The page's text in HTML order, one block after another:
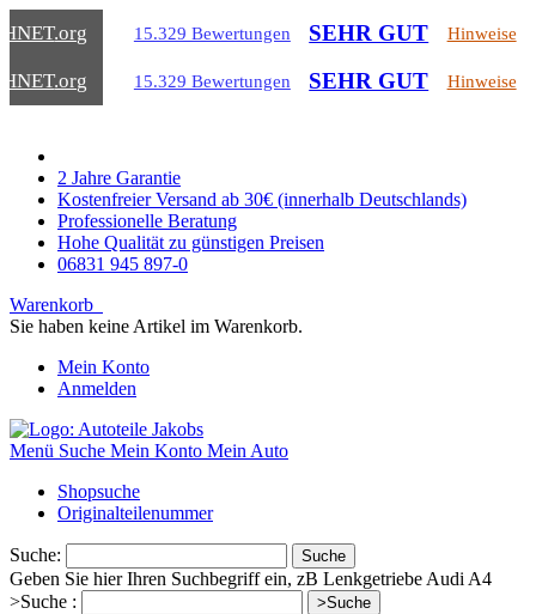
.org 15.329 Bewertungen SEHR GUT Hinweise
.org 15.329 Bewertungen SEHR GUT Hinweise
2 Jahre Garantie
Kostenfreier Versand ab 30€ (innerhalb Deutschlands)
Professionelle Beratung
Hohe Qualität zu günstigen Preisen
06831 945 897-0
Warenkorb
Sie haben keine Artikel im Warenkorb.
Mein Konto
Anmelden
Menü Suche Mein Konto Mein Auto
Shopsuche
Originalteilenummer
Suche: Suche
Geben Sie hier Ihren Suchbegriff ein, zB Lenkgetriebe Audi A4
>Suche :
>Suche